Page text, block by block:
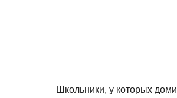
Школьники, у которых